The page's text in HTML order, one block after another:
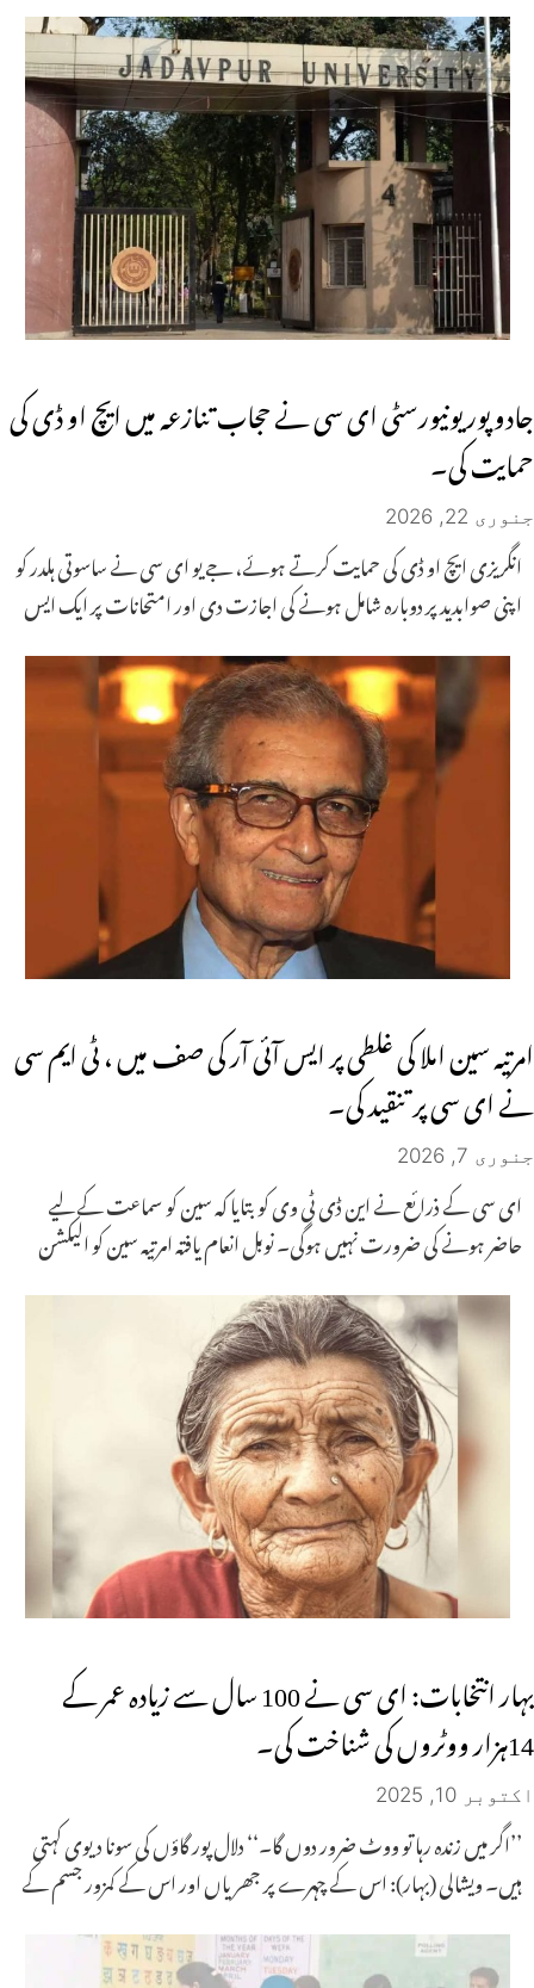
جادو پور یونیورسٹی ای سی نے حجاب تنازعہ میں ایچ او ڈی کی
حمایت کی۔
جنوری 22, 2026
انگریزی ایچ او ڈی کی حمایت کرتے ہوئے، جے یو ای سی نے ساسوتی ہلدر کو
اپنی صوابدید پر دوبارہ شامل ہونے کی اجازت دی اور امتحانات پر ایک ایس
امرتیہ سین املا کی غلطی پر ایس آئی آر کی صف میں ، ٹی ایم سی
نے ای سی پر تنقید کی۔
جنوری 7, 2026
ای سی کے ذرائع نے این ڈی ٹی وی کو بتایا کہ سین کو سماعت کے لیے
حاضر ہونے کی ضرورت نہیں ہوگی۔ نوبل انعام یافتہ امرتیہ سین کو الیکشن
بہار انتخابات: ای سی نے 100 سال سے زیادہ عمر کے
14ہزار ووٹروں کی شناخت کی۔
اکتوبر 10, 2025
’’اگر میں زندہ رہا تو ووٹ ضرور دوں گا۔‘‘ دلال پور گاؤں کی سونا دیوی کہتی
ہیں۔ ویشالی (بہار): اس کے چہرے پر جھریاں اور اس کے کمزور جسم کے